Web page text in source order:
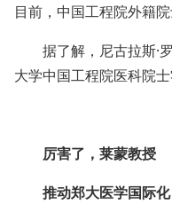
目前，中国工程院外籍院
据了解，尼古拉斯·罗
大学中国工程院医科院士
厉害了，莱蒙教授
推动郑大医学国际化